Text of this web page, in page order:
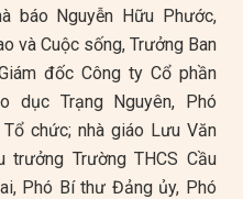
báo Nguyễn Hữu Phước,
và Cuộc sống, Trưởng Ban
đốc Công ty Cổ phần
dục Trạng Nguyên, Phó
chức; nhà giáo Lưu Văn
trưởng Trường THCS Cầu
Phó Bí thư Đảng ủy, Phó